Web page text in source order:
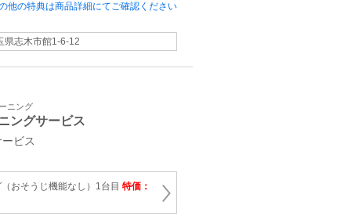
他の特典は商品詳細にてご確認ください
県志木市館1-6-12
ニング
ングサービス
ビス
おそうじ機能なし）1台目 特価：